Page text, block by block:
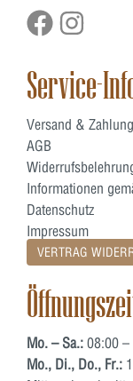
Service-
Versand & Zahlung
AGB
Informationen
Datenschutz
Impressum
VERTRAG
Mo. – Sa.: 08:00
Mo., Di., Do., Fr.: